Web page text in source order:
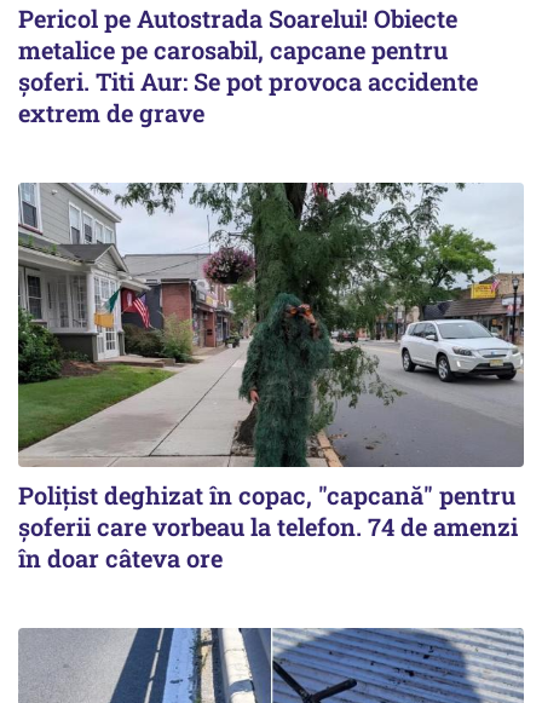
Pericol pe Autostrada Soarelui! Obiecte
metalice pe carosabil, capcane pentru
șoferi. Titi Aur: Se pot provoca accidente
extrem de grave
Polițist deghizat în copac, "capcană" pentru
șoferii care vorbeau la telefon. 74 de amenzi
în doar câteva ore